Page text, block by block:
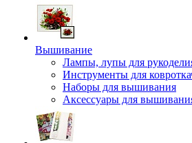
Вышивание
Лампы, лупы для
Инструменты для
Наборы для вышивания
Аксессуары для